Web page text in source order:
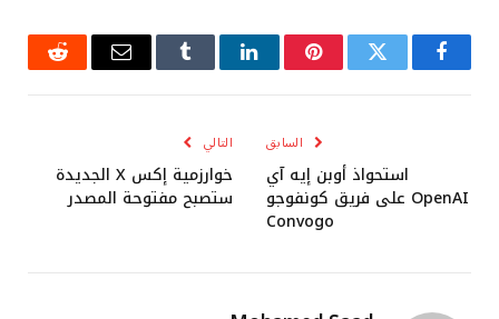
فيسبوكتويتر بينتيريستلينكدإن Tumblr البريد
رديت
السابق
استحواذ أوبن إيه آي
OpenAI على فريق كونفوجو
Convogo
التالي
خوارزمية إكس X الجديدة
ستصبح مفتوحة المصدر